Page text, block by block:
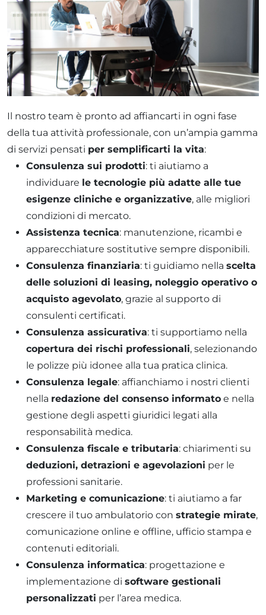
Il nostro team è pronto ad affiancarti in ogni fase
della tua attività professionale, con un’ampia gamma
di servizi pensati per semplificarti la vita:
Consulenza sui prodotti: ti aiutiamo a
individuare le tecnologie più adatte alle tue
esigenze cliniche e organizzative, alle migliori
condizioni di mercato.
Assistenza tecnica: manutenzione, ricambi e
apparecchiature sostitutive sempre disponibili.
Consulenza finanziaria: ti guidiamo nella scelta
delle soluzioni di leasing, noleggio operativo o
acquisto agevolato, grazie al supporto di
consulenti certificati.
Consulenza assicurativa: ti supportiamo nella
copertura dei rischi professionali, selezionando
le polizze più idonee alla tua pratica clinica.
Consulenza legale: affianchiamo i nostri clienti
nella redazione del consenso informato e nella
gestione degli aspetti giuridici legati alla
responsabilità medica.
Consulenza fiscale e tributaria: chiarimenti su
deduzioni, detrazioni e agevolazioni per le
professioni sanitarie.
Marketing e comunicazione: ti aiutiamo a far
crescere il tuo ambulatorio con strategie mirate,
comunicazione online e offline, ufficio stampa e
contenuti editoriali.
Consulenza informatica: progettazione e
implementazione di software gestionali
personalizzati per l’area medica.